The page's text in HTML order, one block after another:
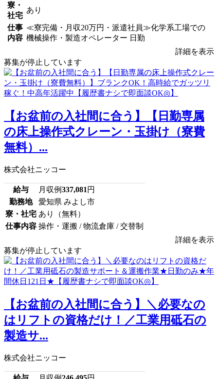
寮・
社宅
あり
仕事
内容
≪寮完備・月収20万円・派遣社員≫化学系工場での
機械操作・製造オペレーター 日勤
詳細を表示
募集が停止しています
【お盆前の入社間に合う】【日勤専属
の床上操作式クレーン・玉掛け（寮費
無料）...
株式会社ニッコー
給与 月収例337,081 円
勤務地
愛知県 みよし市
寮・社宅 あり（無料）
仕事内容 操作・運搬 / 物流倉庫 / 交替制
詳細を表示
募集が停止しています
【お盆前の入社間に合う】＼必要なの
はリフトの資格だけ！／工業用砥石の
製造サ...
株式会社ニッコー